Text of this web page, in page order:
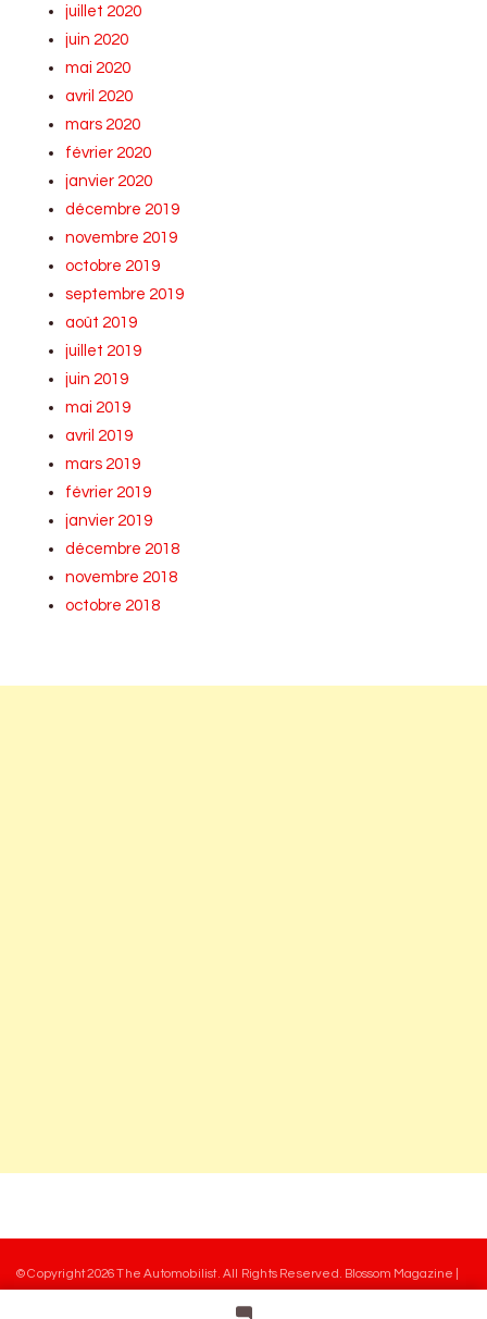
juillet 2020
juin 2020
mai 2020
avril 2020
mars 2020
février 2020
janvier 2020
décembre 2019
novembre 2019
octobre 2019
septembre 2019
août 2019
juillet 2019
juin 2019
mai 2019
avril 2019
mars 2019
février 2019
janvier 2019
décembre 2018
novembre 2018
octobre 2018
© Copyright 2026The Automobilist. All Rights Reserved.
Blossom Magazine |